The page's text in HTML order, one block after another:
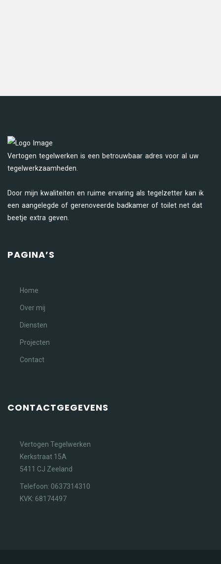
Vertogen tegelwerken is een betrouwbaar adres voor al uw
tegelwerkzaamheden.
Door mijn kwaliteiten en ruime ervaring als tegelzetter kan ik
een aangelegde of gerenoveerde badkamer of toilet net dat
beetje extra geven.
PAGINA’S
Home
Over mij
Diensten
Projecten
Contact
CONTACTGEGEVENS
Vertogen Tegelwerken
Kerkstraat 15A
5411 CJ Zeeland
Telefoon: 0637314310
KVK: 68174497